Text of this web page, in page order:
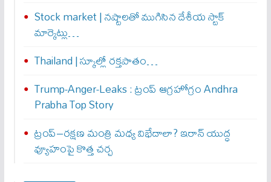
Stock market | నష్టాలతో ముగిసిన దేశీయ స్టాక్
మార్కెట్లు…
Thailand | స్కూల్లో రక్తపాతం…
Trump-Anger-Leaks : ట్రంప్ ఆగ్ర‌హోగ్రం Andhra
Prabha Top Story
ట్రంప్–రక్షణ మంత్రి మధ్య విభేదాలా? ఇరాన్ యుద్ధ
వ్యూహంపై కొత్త చర్చ